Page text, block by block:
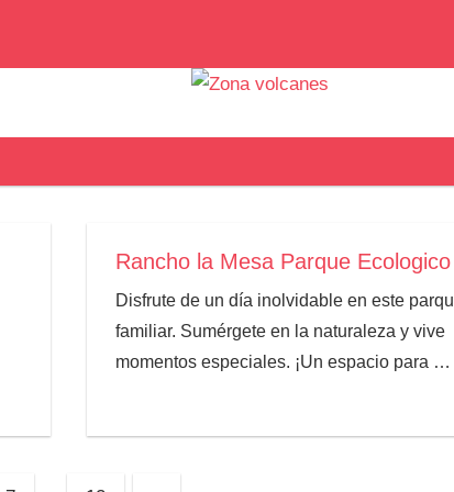
Rancho la Mesa Parque Ecologico
Disfrute de un día inolvidable en este
familiar. Sumérgete en la naturaleza y vive
momentos especiales. ¡Un espacio para …